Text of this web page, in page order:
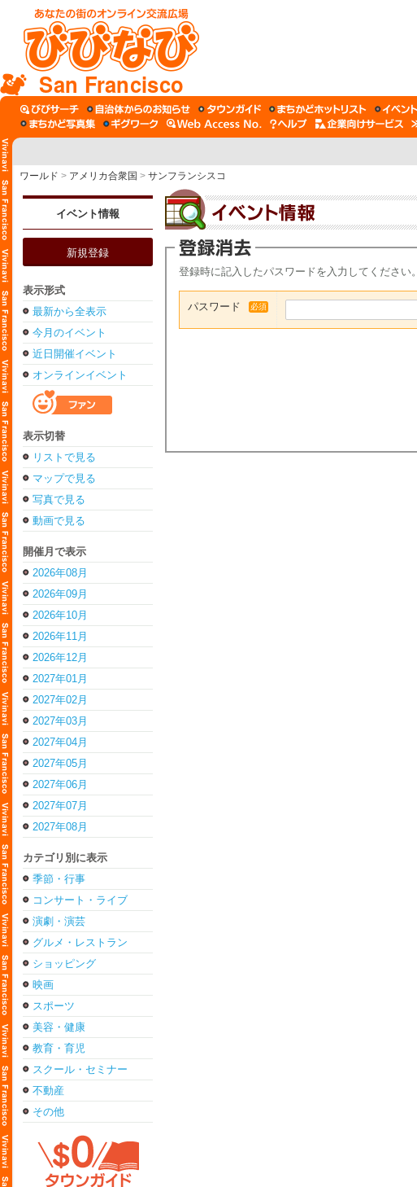
San Francisco
ワールド > アメリカ合衆国 > サンフランシスコ
イベント情報
新規登録
表示形式
最新から全表示
今月のイベント
近日開催イベント
オンラインイベント
表示切替
リストで見る
マップで見る
写真で見る
動画で見る
開催月で表示
2026年08月
2026年09月
2026年10月
2026年11月
2026年12月
2027年01月
2027年02月
2027年03月
2027年04月
2027年05月
2027年06月
2027年07月
2027年08月
カテゴリ別に表示
季節・行事
コンサート・ライブ
演劇・演芸
グルメ・レストラン
ショッピング
映画
スポーツ
美容・健康
教育・育児
スクール・セミナー
不動産
その他
登録時に記入したパスワードを入力してください。
パスワード 必須